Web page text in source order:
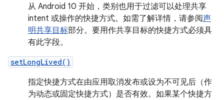
从 Android 10 开始，类别也用于过滤可以处理共享
intent 或操作的快捷方式。如需了解详情，请参阅声
明共享目标部分。要用作共享目标的快捷方式必须具
有此字段。
setLongLived()
指定快捷方式在由应用取消发布或设为不可见后（作
为动态或固定快捷方式）是否有效。如果某个快捷方